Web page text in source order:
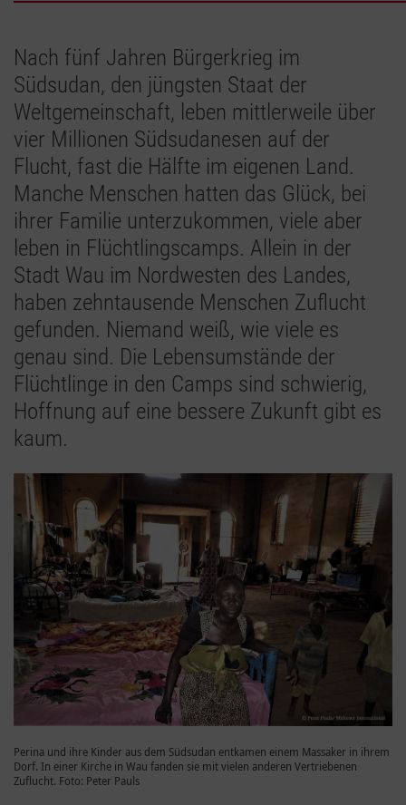
Nach fünf Jahren Bürgerkrieg im
Südsudan, den jüngsten Staat der
Weltgemeinschaft, leben mittlerweile über
vier Millionen Südsudanesen auf der
Flucht, fast die Hälfte im eigenen Land.
Manche Menschen hatten das Glück, bei
ihrer Familie unterzukommen, viele aber
leben in Flüchtlingscamps. Allein in der
Stadt Wau im Nordwesten des Landes,
haben zehntausende Menschen Zuflucht
gefunden. Niemand weiß, wie viele es
genau sind. Die Lebensumstände der
Flüchtlinge in den Camps sind schwierig,
Hoffnung auf eine bessere Zukunft gibt es
kaum.
Perina und ihre Kinder aus dem Südsudan entkamen einem Massaker in ihrem
Dorf. In einer Kirche in Wau fanden sie mit vielen anderen Vertriebenen
Zuflucht. Foto: Peter Pauls